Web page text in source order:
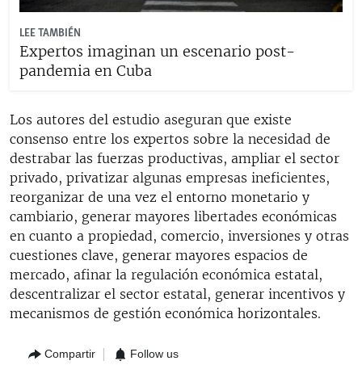
LEE TAMBIÉN
Expertos imaginan un escenario post-
pandemia en Cuba
Los autores del estudio aseguran que existe
consenso entre los expertos sobre la necesidad de
destrabar las fuerzas productivas, ampliar el sector
privado, privatizar algunas empresas ineficientes,
reorganizar de una vez el entorno monetario y
cambiario, generar mayores libertades económicas
en cuanto a propiedad, comercio, inversiones y otras
cuestiones clave, generar mayores espacios de
mercado, afinar la regulación económica estatal,
descentralizar el sector estatal, generar incentivos y
mecanismos de gestión económica horizontales.
Compartir Follow us